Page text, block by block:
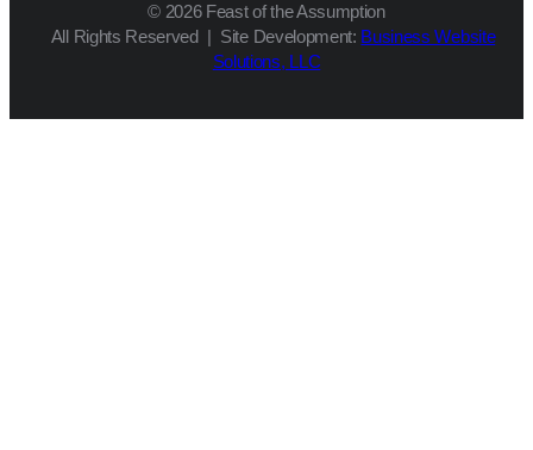
© 2026 Feast of the Assumption
All Rights Reserved | Site Development: Business Website
Solutions, LLC